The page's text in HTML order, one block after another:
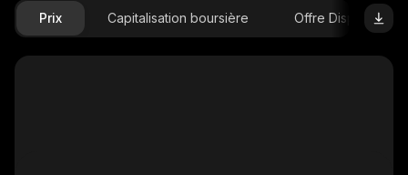
Prix Capitalisation boursière Offre Disponible